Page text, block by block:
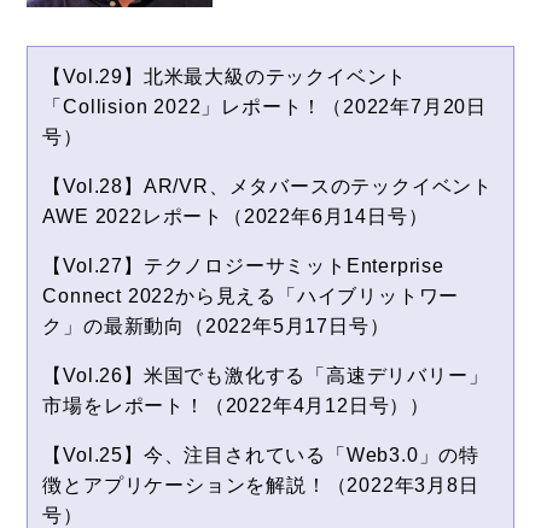
【Vol.29】北米最大級のテックイベント
「Collision 2022」レポート！（2022年7月20日
号）
【Vol.28】AR/VR、メタバースのテックイベント
AWE 2022レポート（2022年6月14日号）
【Vol.27】テクノロジーサミットEnterprise
Connect 2022から見える「ハイブリットワー
ク」の最新動向（2022年5月17日号）
【Vol.26】米国でも激化する「高速デリバリー」
市場をレポート！（2022年4月12日号））
【Vol.25】今、注目されている「Web3.0」の特
徴とアプリケーションを解説！（2022年3月8日
号）